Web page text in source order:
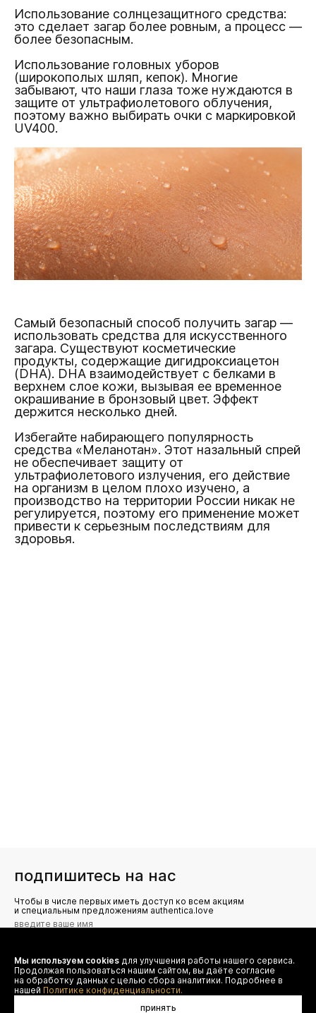
Использование солнцезащитного средства:
это сделает загар более ровным, а процесс —
более безопасным.
Использование головных уборов
(широкополых шляп, кепок). Многие
забывают, что наши глаза тоже нуждаются в
защите от ультрафиолетового облучения,
поэтому важно выбирать очки с маркировкой
UV400.
Самый безопасный способ получить загар —
использовать средства для искусственного
загара. Существуют косметические
продукты, содержащие дигидроксиацетон
(DHA). DHA взаимодействует с белками в
верхнем слое кожи, вызывая ее временное
окрашивание в бронзовый цвет. Эффект
держится несколько дней.
Избегайте набирающего популярность
средства «Меланотан». Этот назальный спрей
не обеспечивает защиту от
ультрафиолетового излучения, его действие
на организм в целом плохо изучено, а
производство на территории России никак не
регулируется, поэтому его применение может
привести к серьезным последствиям для
здоровья.
подпишитесь на нас
Чтобы в числе первых иметь доступ ко всем акциям
и специальным предложениям authentica.love
Я даю согласие на сбор, обработку и хранение моих
персональных данных (имя, email, телефон) для получения
рекламных и информационных рассылок от ООО 'БТ
Юнайтед', а также ознакомлен(а) с
Политикой конфиденциальности
Мы используем cookies для улучшения работы нашего сервиса.
Продолжая пользоваться нашим сайтом, вы даёте согласие
на обработку данных с целью сбора аналитики. Подробнее в
нашей Политике конфиденциальности.
принять